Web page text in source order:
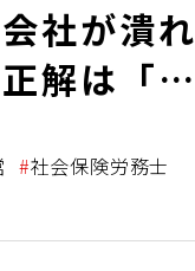
社が潰れ
解は「労
る
社会保険労務士